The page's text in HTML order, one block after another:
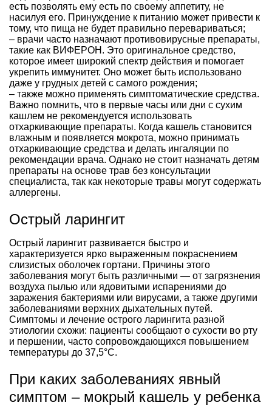
есть позволять ему есть по своему аппетиту, не
насилуя его. Принуждение к питанию может привести к
тому, что пища не будет правильно перевариваться;
– врачи часто назначают противовирусные препараты,
такие как ВИФЕРОН. Это оригинальное средство,
которое имеет широкий спектр действия и помогает
укрепить иммунитет. Оно может быть использовано
даже у грудных детей с самого рождения;
– также можно применять симптоматические средства.
Важно помнить, что в первые часы или дни с сухим
кашлем не рекомендуется использовать
отхаркивающие препараты. Когда кашель становится
влажным и появляется мокрота, можно принимать
отхаркивающие средства и делать ингаляции по
рекомендации врача. Однако не стоит назначать детям
препараты на основе трав без консультации
специалиста, так как некоторые травы могут содержать
аллергены.
Острый ларингит
Острый ларингит развивается быстро и
характеризуется ярко выраженным покраснением
слизистых оболочек гортани. Причины этого
заболевания могут быть различными — от загрязнения
воздуха пылью или ядовитыми испарениями до
заражения бактериями или вирусами, а также другими
заболеваниями верхних дыхательных путей.
Симптомы и лечение острого ларингита разной
этиологии схожи: пациенты сообщают о сухости во рту
и першении, часто сопровождающихся повышением
температуры до 37,5°С.
При каких заболеваниях явный
симптом – мокрый кашель у ребенка